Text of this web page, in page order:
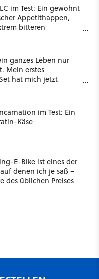
im Test: Ein gewohnt
Appetithappen,
bitteren
ganzes Leben nur
Mein erstes
hat mich jetzt
im Test: Ein
Käse
E-Bike ist eines der
denen ich je saß –
des üblichen Preises